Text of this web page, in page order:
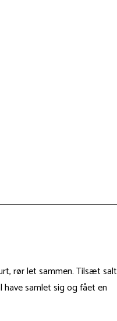
rør let sammen. Tilsæt salt
have samlet sig og fået en